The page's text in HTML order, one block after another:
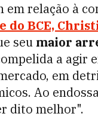
em relação à
do BCE,
seu maior
a agir
em
Ao
dito melhor".